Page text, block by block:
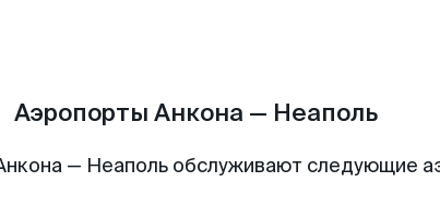
Аэропорты Анкона — Неаполь
— Неаполь обслуживают следующие